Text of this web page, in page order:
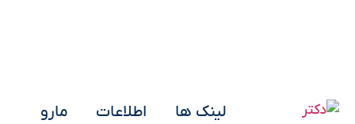
لینک ها
اطلاعات
مارو